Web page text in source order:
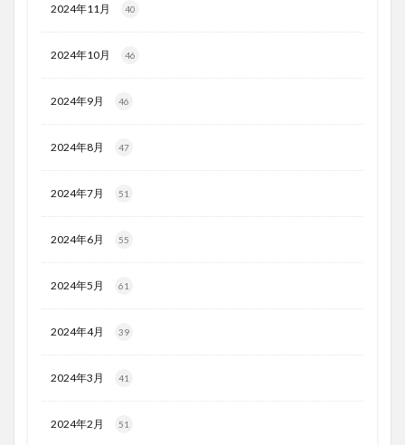
2024年11月 40
2024年10月 46
2024年9月 46
2024年8月 47
2024年7月 51
2024年6月 55
2024年5月 61
2024年4月 39
2024年3月 41
2024年2月 51